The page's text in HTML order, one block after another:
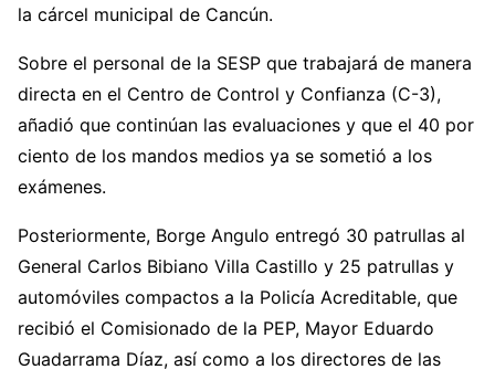
la cárcel municipal de Cancún.
Sobre el personal de la SESP que trabajará de manera
directa en el Centro de Control y Confianza (C-3),
añadió que continúan las evaluaciones y que el 40 por
ciento de los mandos medios ya se sometió a los
exámenes.
Posteriormente, Borge Angulo entregó 30 patrullas al
General Carlos Bibiano Villa Castillo y 25 patrullas y
automóviles compactos a la Policía Acreditable, que
recibió el Comisionado de la PEP, Mayor Eduardo
Guadarrama Díaz, así como a los directores de las